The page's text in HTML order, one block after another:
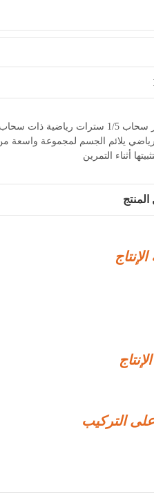
إغلاق زر سحاب 1/5 سترات
يلائم الجسم لمجموعة واسعة
أثناء التمرين
التركيب